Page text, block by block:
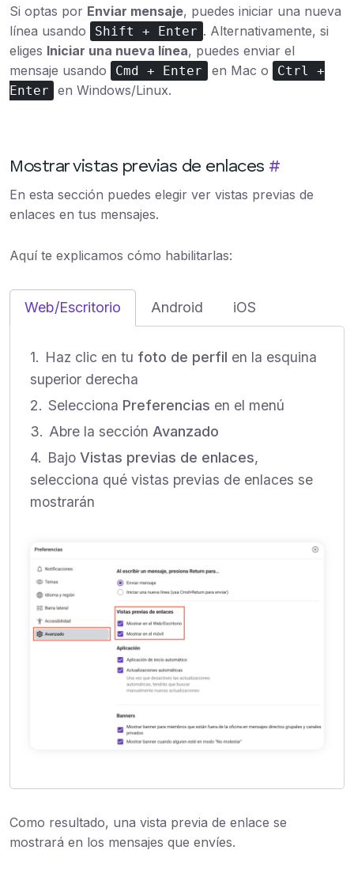
Si optas por Enviar mensaje, puedes iniciar una nueva
línea usando
Shift + Enter . Alternativamente, si
eliges Iniciar una nueva línea, puedes enviar el
mensaje usando
Cmd + Enter en Mac o
Ctrl +
Enter
en Windows/Linux.
Mostrar vistas previas de enlaces #
En esta sección puedes elegir ver vistas previas de
enlaces en tus mensajes.
Aquí te explicamos cómo habilitarlas:
Web/Escritorio Android iOS
Haz clic en tu foto de perfil en la esquina
superior derecha
Selecciona Preferencias en el menú
Abre la sección Avanzado
Bajo Vistas previas de enlaces,
selecciona qué vistas previas de enlaces se
mostrarán
Como resultado, una vista previa de enlace se
mostrará en los mensajes que envíes.